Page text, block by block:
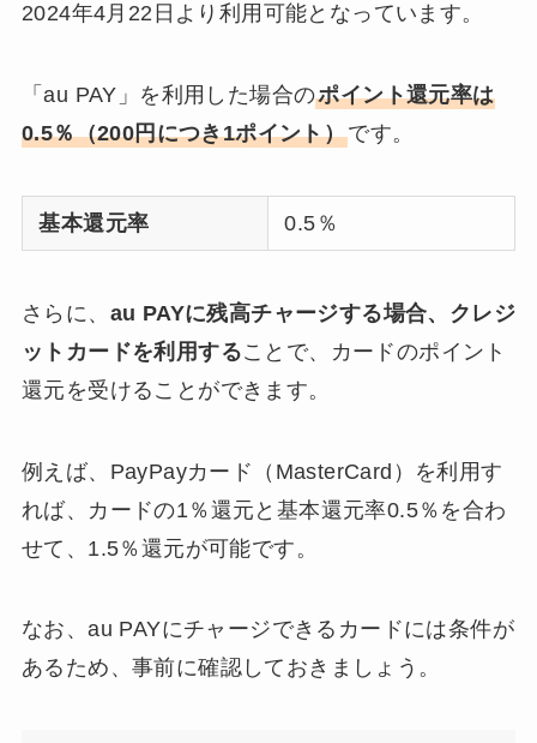
2024年4月22日より利用可能となっています。
「au PAY」を利用した場合のポイント還元率は
0.5％（200円につき1ポイント）です。
基本還元率 0.5％
さらに、 au PAYに残高チャージする場合、クレジ
ットカードを利用することで、カードのポイント
還元を受けることができます。
例えば、PayPayカード（MasterCard）を利用す
れば、カードの1％還元と基本還元率0.5％を合わ
せて、1.5％還元が可能です。
なお、au PAYにチャージできるカードには条件が
あるため、事前に確認しておきましょう。